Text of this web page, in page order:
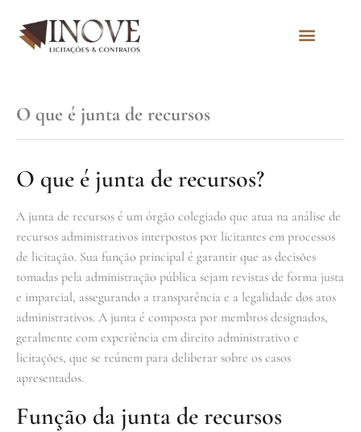
O que é junta de recursos
O que é junta de recursos?
A junta de recursos é um órgão colegiado que atua na análise de
recursos administrativos interpostos por licitantes em processos
de licitação. Sua função principal é garantir que as decisões
tomadas pela administração pública sejam revistas de forma justa
e imparcial, assegurando a transparência e a legalidade dos atos
administrativos. A junta é composta por membros designados,
geralmente com experiência em direito administrativo e
licitações, que se reúnem para deliberar sobre os casos
apresentados.
Função da junta de recursos